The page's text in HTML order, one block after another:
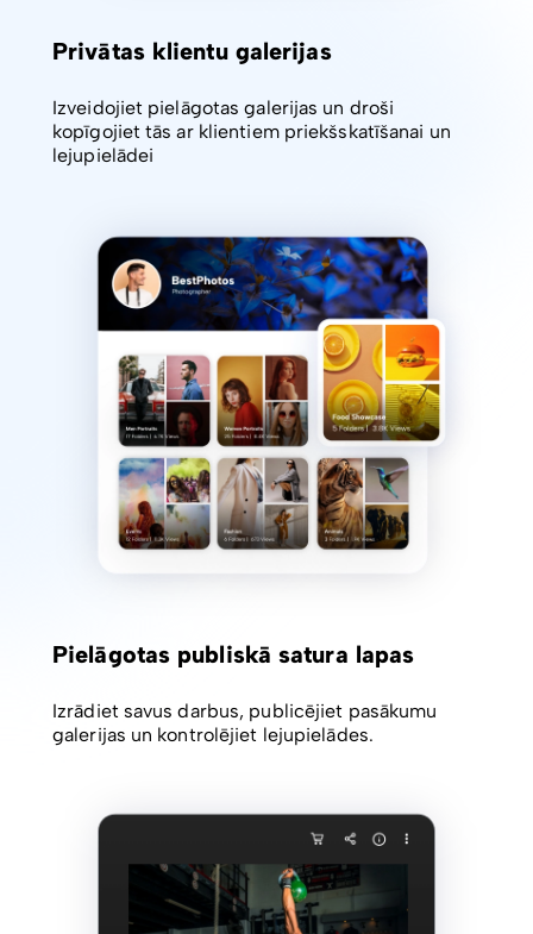
Privātas klientu galerijas
Izveidojiet pielāgotas galerijas un droši
kopīgojiet tās ar klientiem priekšskatīšanai un
lejupielādei
Pielāgotas publiskā satura lapas
Izrādiet savus darbus, publicējiet pasākumu
galerijas un kontrolējiet lejupielādes.